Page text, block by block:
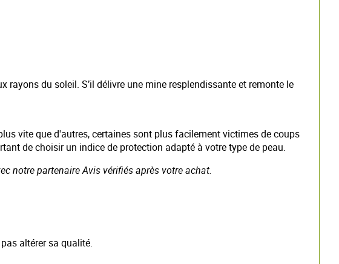
du soleil. S’il délivre une mine resplendissante et remonte le
vite que d'autres, certaines sont plus facilement victimes de coups
de choisir un indice de protection adapté à votre type de peau.
notre partenaire Avis vérifiés après votre achat.
altérer sa qualité.